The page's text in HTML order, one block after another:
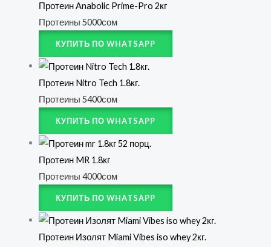
Протеин Anabolic Prime-Pro 2кг
Протеины 5000сом
КУПИТЬ ПО WHATSAPP
Протеин Nitro Tech 1.8кг.
Протеины 5400сом
КУПИТЬ ПО WHATSAPP
Протеин MR 1.8кг
Протеины 4000сом
КУПИТЬ ПО WHATSAPP
Протеин Изолят Miami Vibes iso whey 2кг.